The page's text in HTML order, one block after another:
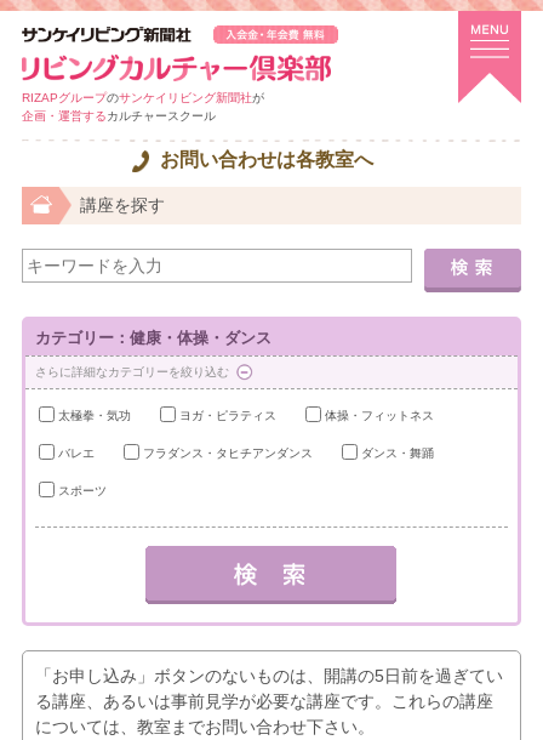
RIZAPグループのサンケイリビング新聞社が
企画・運営するカルチャースクール
お問い合わせは各教室へ
講座を探す
カテゴリー：健康・体操・ダンス
さらに詳細なカテゴリーを絞り込む
太極拳・気功 ヨガ・ピラティス 体操・フィットネス
バレエ フラダンス・タヒチアンダンス ダンス・舞踊
スポーツ
「お申し込み」ボタンのないものは、開講の5日前を過ぎてい
る講座、あるいは事前見学が必要な講座です。これらの講座
については、教室までお問い合わせ下さい。